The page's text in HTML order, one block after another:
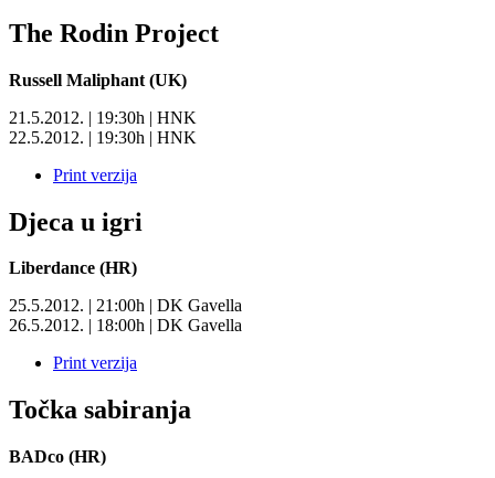
The Rodin Project
Russell Maliphant (UK)
21.5.2012. | 19:30h | HNK
22.5.2012. | 19:30h | HNK
Print verzija
Djeca u igri
Liberdance (HR)
25.5.2012. | 21:00h | DK Gavella
26.5.2012. | 18:00h | DK Gavella
Print verzija
Točka sabiranja
BADco (HR)